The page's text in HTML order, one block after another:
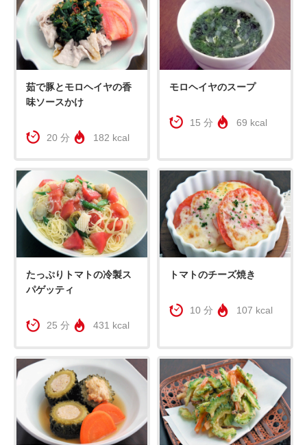
茹で豚とモロヘイヤの香
味ソースかけ
20 分 182 kcal
モロヘイヤのスープ
15 分 69 kcal
たっぷりトマトの冷製ス
パゲッティ
25 分 431 kcal
トマトのチーズ焼き
10 分 107 kcal